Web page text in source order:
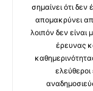
σημαίνει ότι
απομακρύνει
λοιπόν δεν είναι
έρευνας
ελεύθεροι